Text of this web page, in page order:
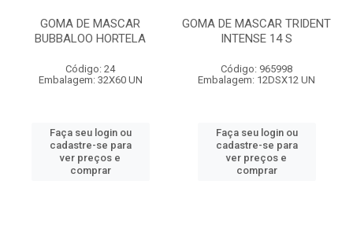
GOMA DE MASCAR
BUBBALOO HORTELA
Código: 24
Embalagem: 32X60 UN
Faça seu login ou
cadastre-se para
ver preços e
comprar
GOMA DE MASCAR TRIDENT
INTENSE 14 S
Código: 965998
Embalagem: 12DSX12 UN
Faça seu login ou
cadastre-se para
ver preços e
comprar